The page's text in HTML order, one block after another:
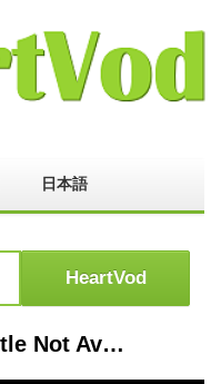
日本語
HeartVod : Video Title Not Available